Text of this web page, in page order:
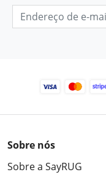
Sobre nós
Sobre a SayRUG